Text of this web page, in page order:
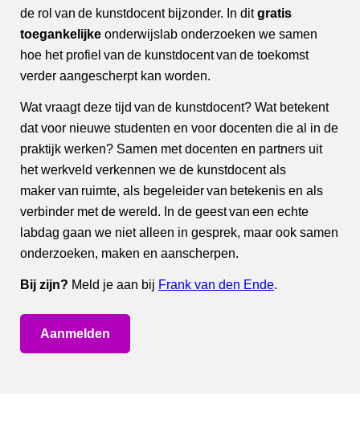
de rol van de kunstdocent bijzonder. In ditgratis
toegankelijke onderwijslab onderzoeken we samen
hoe het profiel van de kunstdocent van de toekomst
verder aangescherpt kan worden.
Wat vraagt deze tijd van de kunstdocent? Wat betekent
dat voor nieuwe studenten en voor docenten die al in de
praktijk werken? Samen met docenten en partners uit
het werkveld verkennen we de kunstdocent als
maker van ruimte, als begeleider van betekenis en als
verbinder met de wereld. In de geest van een echte
labdag gaan we niet alleen in gesprek, maar ook samen
onderzoeken, maken en aanscherpen.
Bij zijn? Meld je aan bij Frank van den Ende.
Aanmelden